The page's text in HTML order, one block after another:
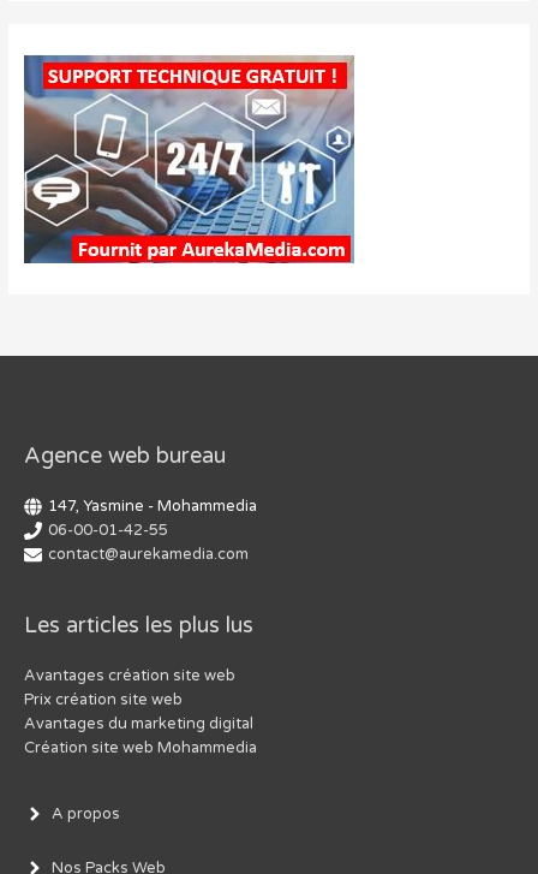
Agence web bureau
147, Yasmine - Mohammedia
06-00-01-42-55
contact@aurekamedia.com
Les articles les plus lus
Avantages création site web
Prix création site web
Avantages du marketing digital
Création site web Mohammedia
A propos
Nos Packs Web